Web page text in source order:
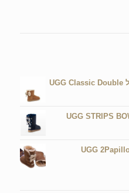
מגפי האגג דגם ביילי באוו מיני דבל UGG Classic Double